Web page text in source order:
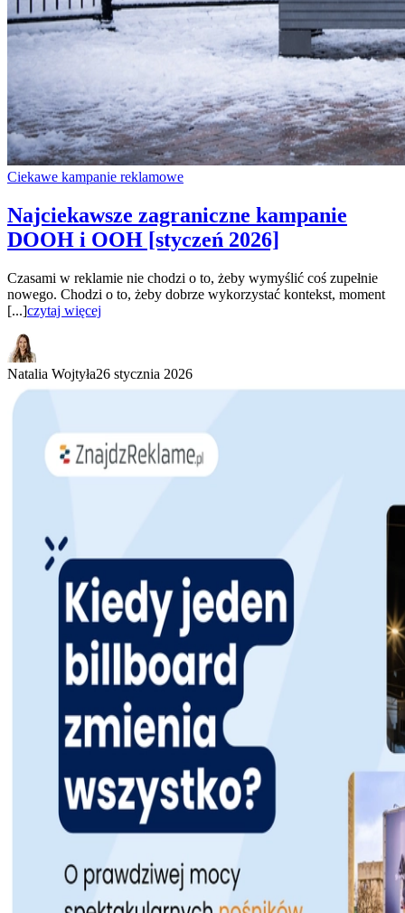
Ciekawe kampanie reklamowe
Najciekawsze zagraniczne kampanie
DOOH i OOH [styczeń 2026]
Czasami w reklamie nie chodzi o to, żeby wymyślić coś zupełnie
nowego. Chodzi o to, żeby dobrze wykorzystać kontekst, moment
[...]czytaj więcej
Natalia Wojtyła26 stycznia 2026